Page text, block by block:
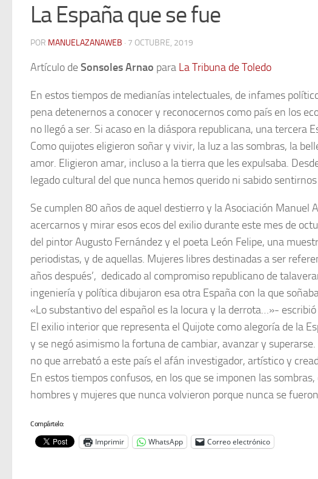
La España que se fue
POR MANUELAZANAWEB · 7 OCTUBRE, 2019
Artículo deSonsoles Arnao para La Tribuna de Toledo
En estos tiempos de medianías intelectuales, de infames
pena detenernos a conocer y reconocernos como país en los
no llegó a ser. Si acaso en la diáspora republicana, una tercera
Como quijotes eligieron soñar y vivir, la luz a las sombras, la
amor. Eligieron amar, incluso a la tierra que les expulsaba.
legado cultural del que nunca hemos querido ni sabido
Se cumplen 80 años de aquel destierro y la Asociación Manuel
acercarnos y mirar esos ecos del exilio durante este mes de
del pintor Augusto Fernández y el poeta León Felipe, una
periodistas, y de aquellas. Mujeres libres destinadas a ser
años después’, dedicado al compromiso republicano de
ingeniería y política dibujaron esa otra España con la que
«Lo substantivo del español es la locura y la derrota…»-
El exilio interior que representa el Quijote como alegoría de la
y se negó asimismo la fortuna de cambiar, avanzar y
no que arrebató a este país el afán investigador, artístico y
En estos tiempos confusos, en los que se imponen las
hombres y mujeres que nunca volvieron porque nunca se
Compártelo:
Imprimir WhatsApp Correo electrónico